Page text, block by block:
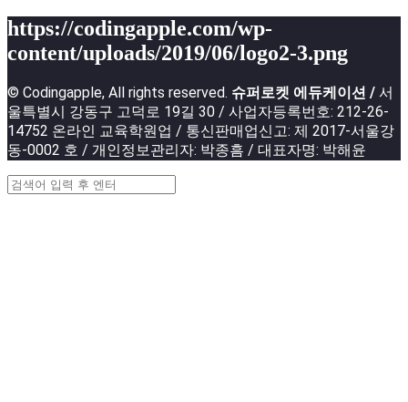
https://codingapple.com/wp-
content/uploads/2019/06/logo2-3.png
© Codingapple, All rights reserved. 슈퍼로켓 에듀케이션 / 서
울특별시 강동구 고덕로 19길 30 / 사업자등록번호: 212-26-
14752 온라인 교육학원업 / 통신판매업신고: 제 2017-서울강
동-0002 호 / 개인정보관리자: 박종흠 / 대표자명: 박해윤